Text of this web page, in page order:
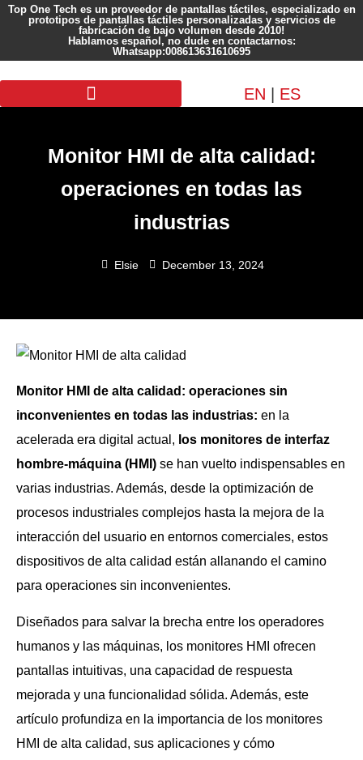
Top One Tech es un proveedor de pantallas táctiles, especializado en
prototipos de pantallas táctiles personalizadas y servicios de
fabricación de bajo volumen desde 2010!
Hablamos español, no dude en contactarnos:
Whatsapp:008613631610695
EN ES
Monitor HMI de alta calidad:
operaciones en todas las
industrias
Elsie December 13, 2024
Monitor HMI de alta calidad: operaciones sin
inconvenientes en todas las industrias: en la
acelerada era digital actual, los monitores de interfaz
hombre-máquina (HMI) se han vuelto indispensables en
varias industrias. Además, desde la optimización de
procesos industriales complejos hasta la mejora de la
interacción del usuario en entornos comerciales, estos
dispositivos de alta calidad están allanando el camino
para operaciones sin inconvenientes.
Diseñados para salvar la brecha entre los operadores
humanos y las máquinas, los monitores HMI ofrecen
pantallas intuitivas, una capacidad de respuesta
mejorada y una funcionalidad sólida. Además, este
artículo profundiza en la importancia de los monitores
HMI de alta calidad, sus aplicaciones y cómo